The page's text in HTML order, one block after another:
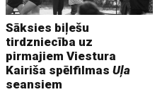
Sāksies biļešu
tirdzniecība uz
pirmajiem Viestura
Kairiša spēlfilmasUļa
seansiem